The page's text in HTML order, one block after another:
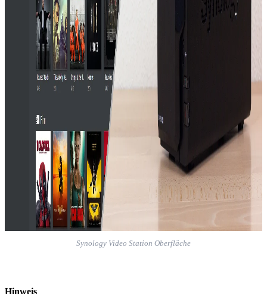
Synology Video Station Oberfläche
Hinweis